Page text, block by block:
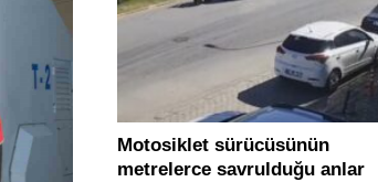
Motosiklet sürücüsünün
metrelerce savrulduğu anlar